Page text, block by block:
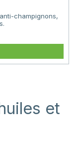
champignons,
et